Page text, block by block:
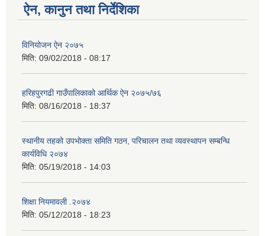
ऐन, कानुन तथा निर्देशिका
विनियोजन ऐन २०७५
मिति: 09/02/2018 - 08:17
हरिहपुरगढी गाउँपालिकाको आर्थिक ऐन २०७५/७६
मिति: 08/16/2018 - 18:37
स्थानीय तहको उपभोक्ता समिति गठन, परिचालन तथा व्यवस्थापन सम्बन्धि
कार्यविधि २०७४
मिति: 05/19/2018 - 14:03
शिक्षा नियमावली .२०७४
मिति: 05/12/2018 - 18:23